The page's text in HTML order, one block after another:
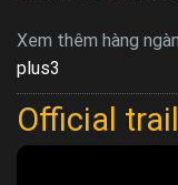
Xem thêm hàng
plus3
Official